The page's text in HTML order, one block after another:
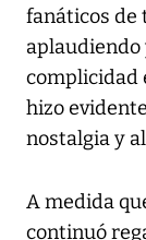
fanáticos de
aplaudiendo
complicidad
hizo
nostalgia y
A medida
continuó